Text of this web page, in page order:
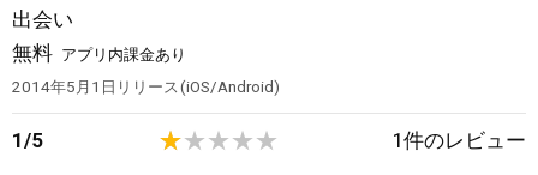
出会い
無料 アプリ内課金あり
2014年5月1日 リリース iOS/Android
1/5 1件のレビュー